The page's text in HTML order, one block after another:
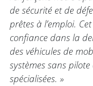
de sécurité et de
prêtes à l’emploi.
confiance dans la
des véhicules de
systèmes sans
spécialisées. »